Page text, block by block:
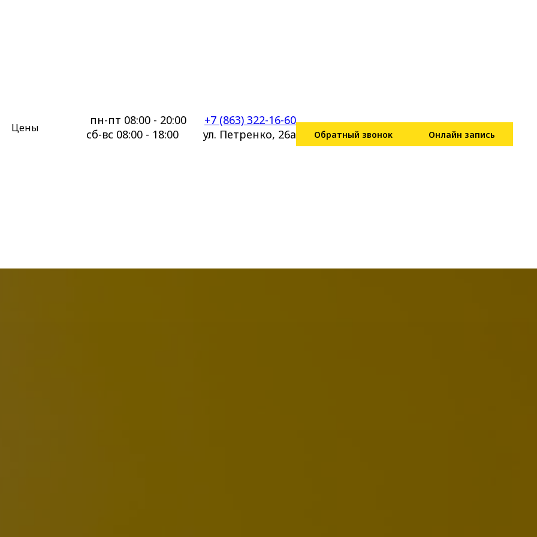
Цены
пн-пт 08:00 - 20:00 +7 (863) 322-16-60
сб-вс 08:00 - 18:00 ул. Петренко, 26а
Обратный звонок Онлайн запись